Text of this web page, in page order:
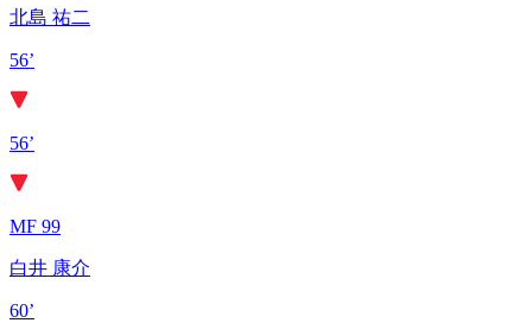
北島 祐二
56’
56’
MF 99
白井 康介
60’